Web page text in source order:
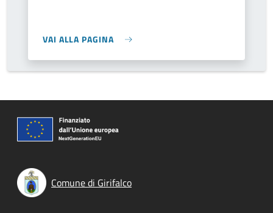
VAI ALLA PAGINA
Comune di Girifalco